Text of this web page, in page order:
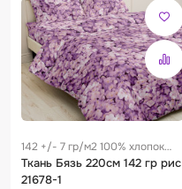
142 +/- 7 гр/м2 100% хлопок
0.29 м
Ткань Бязь 220см 142 гр рис
21678-1